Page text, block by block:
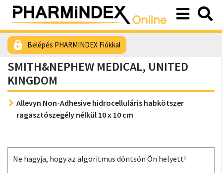
Belépés PHARMINDEX Fiókkal
SMITH&NEPHEW MEDICAL, UNITED
KINGDOM
Allevyn Non-Adhesive hidrocelluláris habkötszer
ragasztószegély nélkül 10 x 10 cm
Ne hagyja, hogy az algoritmus döntsön Ön helyett!